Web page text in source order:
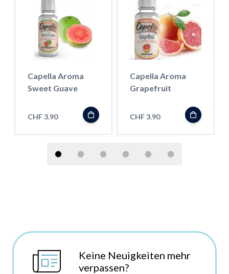
Capella Aroma
Sweet Guave
CHF 3.90
Capella Aroma
Grapefruit
CHF 3.90
Keine Neuigkeiten mehr
verpassen?